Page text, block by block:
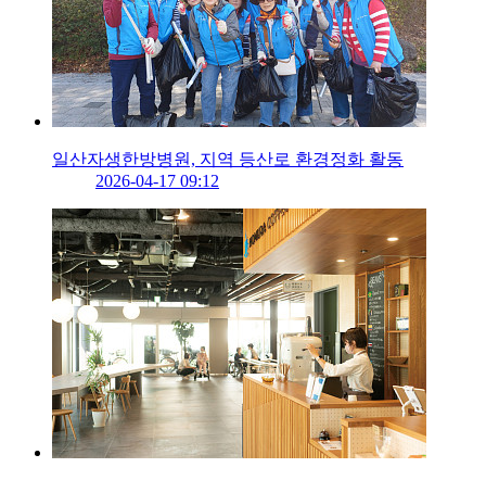
일산자생한방병원, 지역 등산로 환경정화 활동
2026-04-17 09:12